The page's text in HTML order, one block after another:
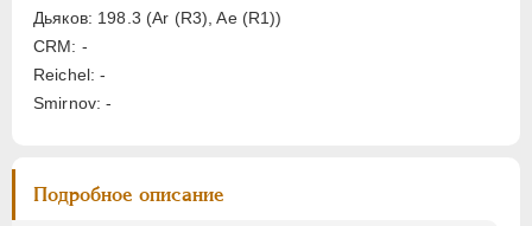
Дьяков: 198.3 (Ar (R3), Aе (R1))
CRM: -
Reichel: -
Smirnov: -
Подробное описание
ПАВЕЛ I
АЛЕКСАНДР III 1881-1894